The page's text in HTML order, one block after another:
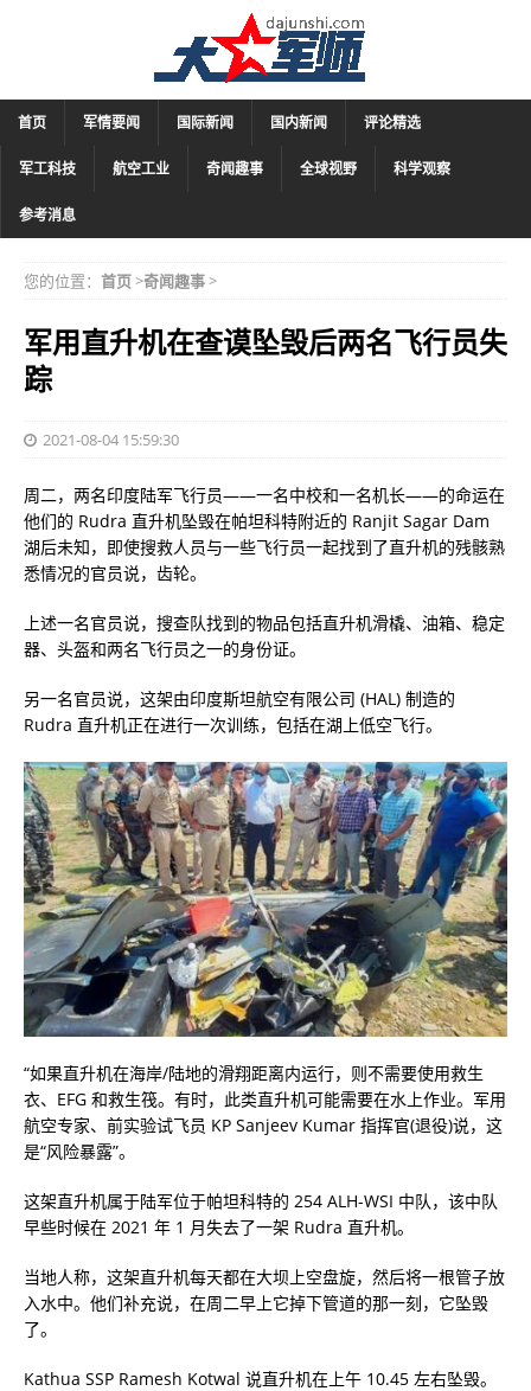
首页 军情要闻 国际新闻 国内新闻 评论精选
军工科技 航空工业 奇闻趣事 全球视野 科学观察
参考消息
您的位置： 首页>奇闻趣事>
军用直升机在查谟坠毁后两名飞行员失
踪
2021-08-04 15:59:30
周二，两名印度陆军飞行员——一名中校和一名机长——的命运在
他们的 Rudra 直升机坠毁在帕坦科特附近的 Ranjit Sagar Dam
湖后未知，即使搜救人员与一些飞行员一起找到了直升机的残骸熟
悉情况的官员说，齿轮。
上述一名官员说，搜查队找到的物品包括直升机滑橇、油箱、稳定
器、头盔和两名飞行员之一的身份证。
另一名官员说，这架由印度斯坦航空有限公司 (HAL) 制造的
Rudra 直升机正在进行一次训练，包括在湖上低空飞行。
“如果直升机在海岸/陆地的滑翔距离内运行，则不需要使用救生
衣、EFG 和救生筏。有时，此类直升机可能需要在水上作业。军用
航空专家、前实验试飞员 KP Sanjeev Kumar 指挥官(退役)说，这
是“风险暴露”。
这架直升机属于陆军位于帕坦科特的 254 ALH-WSI 中队，该中队
早些时候在 2021 年 1 月失去了一架 Rudra 直升机。
当地人称，这架直升机每天都在大坝上空盘旋，然后将一根管子放
入水中。他们补充说，在周二早上它掉下管道的那一刻，它坠毁
了。
Kathua SSP Ramesh Kotwal 说直升机在上午 10.45 左右坠毁。